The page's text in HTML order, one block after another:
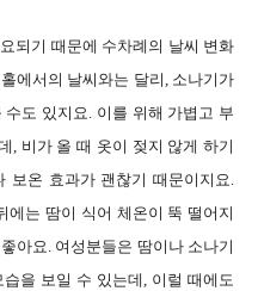
되기 때문에 수차례의 날씨 변화
에서의 날씨와는 달리, 소나기가
도 있지요. 이를 위해 가볍고 부
, 비가 올 때 옷이 젖지 않게 하기
보온 효과가 괜찮기 때문이지요.
에는 땀이 식어 체온이 뚝 떨어지
아요. 여성분들은 땀이나 소나기
을 보일 수 있는데, 이럴 때에도